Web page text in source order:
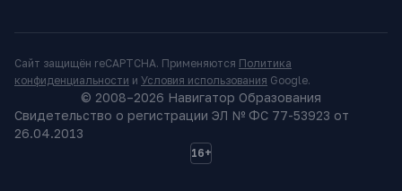
Сайт защищён reCAPTCHA. Применяются Политика
конфиденциальности и Условия использования Google.
© 2008–2026 Навигатор Образования
Свидетельство о регистрации ЭЛ № ФС 77-53923 от
26.04.2013
16+